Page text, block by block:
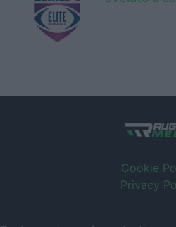
Cookie
Privacy